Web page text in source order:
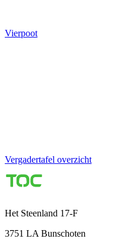
Vierpoot
Vergadertafel overzicht
Het Steenland 17-F
3751 LA Bunschoten